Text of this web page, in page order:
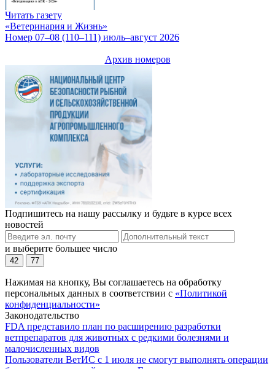
Читать газету
«Ветеринария и Жизнь»
Номер 07–08 (110–111) июль–август 2026
Архив номеров
Подпишитесь на нашу рассылку и будьте в курсе всех
новостей
и выберите большее число
42 77
Нажимая на кнопку, Вы соглашаетесь на обработку
персональных данных в соответствии с «Политикой
конфиденциальности»
Законодательство
FDA представило план по расширению разработки
ветпрепаратов для животных с редкими болезнями и
малочисленных видов
Пользователи ВетИС с 1 июля не смогут выполнять операции